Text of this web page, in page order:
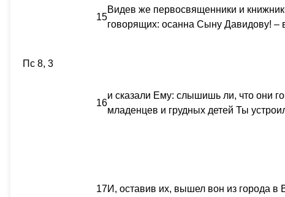
15
Видев же первосвященники и
говорящих: осанна Сыну Давидову! –
Пс 8, 3
16
и сказали Ему: слышишь ли, что они
младенцев и грудных детей Ты
17И, оставив их, вышел вон из города